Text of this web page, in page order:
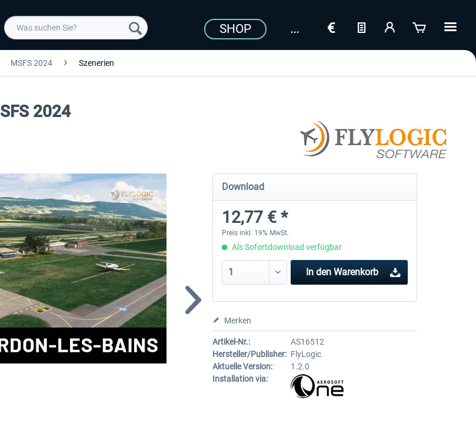
SHOP
MSFS 2024 Szenerien
2024
Download
12,77 € *
Preis inkl. 19% MwSt.
Als Sofortdownload verfügbar
In den Warenkorb
Merken
Artikel-Nr.:
AS16512
Hersteller/Publisher: FlyLogic
Aktuelle Version:
1.2.0
Installation via: